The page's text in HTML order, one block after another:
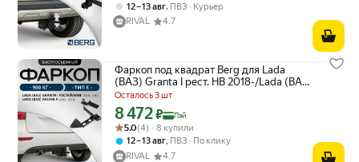
12 – 13 авг, ПВЗ
Курьер
RIVAL
4.7
Фаркоп под квадрат Berg для Lada
(ВАЗ) Granta I рест. HB 2018-/Lada (ВАЗ)
Kalina II HB 2013-2018, шар E, F.6017.001
Осталось 3 шт
Цена с картой Яндекс Пэй 8472 ₽ вместо
8 472₽ Пэй
Рейтинг товара: 5.0 из 5
Оценок: (4) · 8 купили
5.0(4) · 8 купили
12 – 13 авг, ПВЗ
По клику
RIVAL
4.7